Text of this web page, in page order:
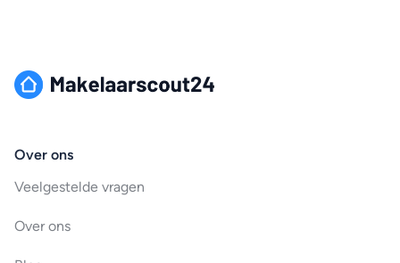
Over ons
Veelgestelde vragen
Over ons